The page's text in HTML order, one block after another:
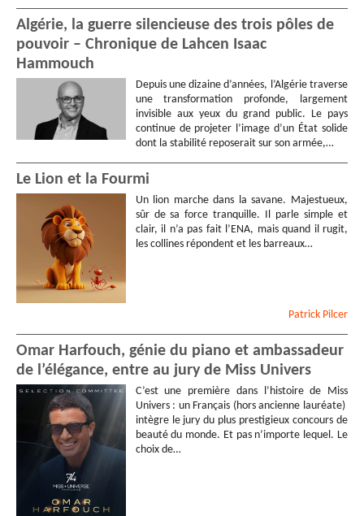
Algérie, la guerre silencieuse des trois pôles de
pouvoir – Chronique de Lahcen Isaac
Hammouch
Depuis une dizaine d’années, l’Algérie traverse
une transformation profonde, largement
invisible aux yeux du grand public. Le pays
continue de projeter l’image d’un État solide
dont la stabilité reposerait sur son armée,…
Le Lion et la Fourmi
Un lion marche dans la savane. Majestueux,
sûr de sa force tranquille. Il parle simple et
clair, il n’a pas fait l’ENA, mais quand il rugit,
les collines répondent et les barreaux…
Patrick Pilcer
Omar Harfouch, génie du piano et ambassadeur
de l’élégance, entre au jury de Miss Univers
C’est une première dans l’histoire de Miss
Univers : un Français (hors ancienne lauréate)
intègre le jury du plus prestigieux concours de
beauté du monde. Et pas n’importe lequel. Le
choix de…